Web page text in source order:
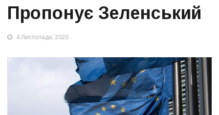
Пропонує Зеленський
4 Листопада, 2020